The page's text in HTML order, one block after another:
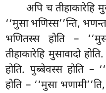
अपि च तीहाकारेहि
‘‘मुसा भणिस्स’’न्ति,
भणितस्स होति –
तीहाकारेहि मुसावादो
होति. पुब्बेवस्स होति –
होति – ‘‘मुसा